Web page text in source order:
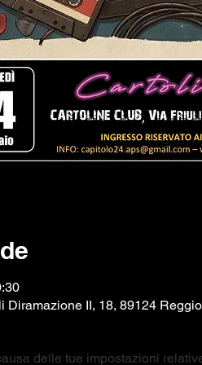
Diramazione II, 18, 89124
delle tue impostazioni